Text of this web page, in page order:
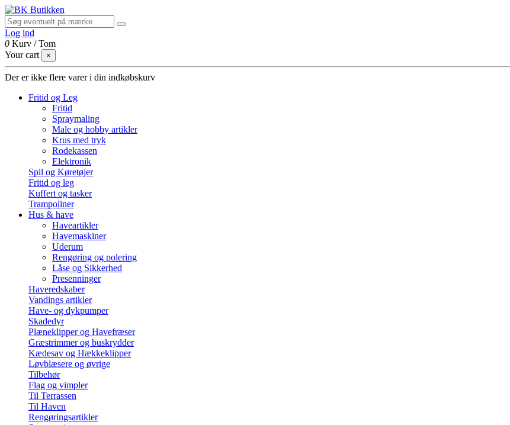
Log ind
0 Kurv /Tom
Your cart
×
Der er ikke flere varer i din indkøbskurv
Fritid og Leg
Fritid
Spraymaling
Male og hobby artikler
Krus med tryk
Rodekassen
Elektronik
Spil og Køretøjer
Fritid og leg
Kuffert og tasker
Trampoliner
Hus & have
Haveartikler
Havemaskiner
Uderum
Rengøring og polering
Låse og Sikkerhed
Presenninger
Haveredskaber
Vandings artikler
Have- og dykpumper
Skadedyr
Plæneklipper og Havefræser
Græstrimmer og buskrydder
Kædesav og Hækkeklipper
Løvblæsere og øvrige
Tilbehør
Flag og vimpler
Til Terrassen
Til Haven
Rengøringsartikler